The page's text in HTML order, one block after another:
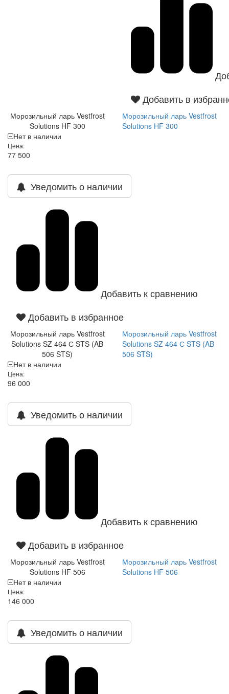
Добавить в
Морозильный ларь Vestfrost
Solutions HF 300
Морозильный ларь Vestfrost
Solutions HF 300
Нет в наличии
Цена:
77 500
Уведомить о наличии
Добавить к сравнению
Добавить в избранное
Морозильный ларь Vestfrost
Solutions SZ 464 С STS (AB
506 STS)
Морозильный ларь Vestfrost
Solutions SZ 464 С STS (AB
506 STS)
Нет в наличии
Цена:
96 000
Уведомить о наличии
Добавить к сравнению
Добавить в избранное
Морозильный ларь Vestfrost
Solutions HF 506
Морозильный ларь Vestfrost
Solutions HF 506
Нет в наличии
Цена:
146 000
Уведомить о наличии